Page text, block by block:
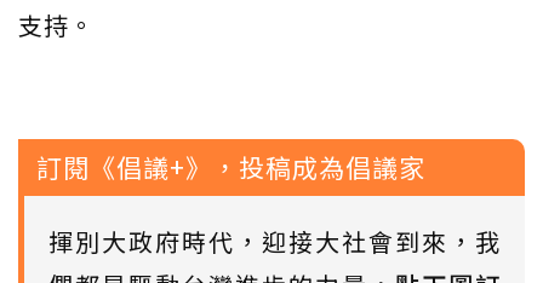
支持。
訂閱《倡議+》，投稿成為倡議家
揮別大政府時代，迎接大社會到來，我